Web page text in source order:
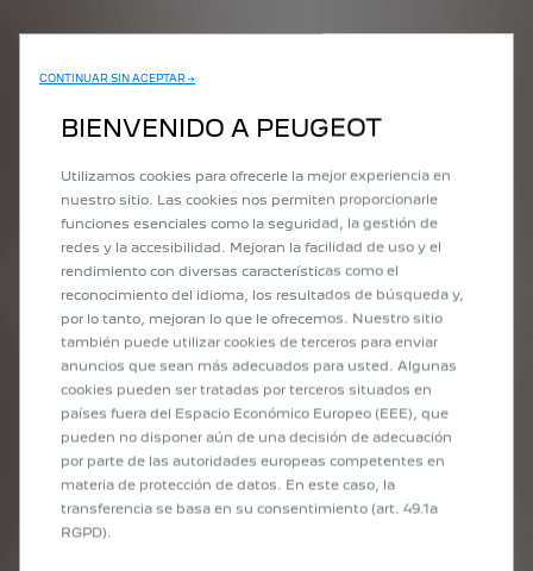
TECNOLOGÍA 408
1 /0
LIBERTAD DE ELEGIR
1 /0
CONTINUAR SIN ACEPTAR →
BIENVENIDO A PEUGEOT
Utilizamos cookies para ofrecerle la mejor experiencia en
nuestro sitio. Las cookies nos permiten proporcionarle
funciones esenciales como la seguridad, la gestión de
redes y la accesibilidad. Mejoran la facilidad de uso y el
rendimiento con diversas características como el
reconocimiento del idioma, los resultados de búsqueda y,
por lo tanto, mejoran lo que le ofrecemos. Nuestro sitio
también puede utilizar cookies de terceros para enviar
anuncios que sean más adecuados para usted. Algunas
cookies pueden ser tratadas por terceros situados en
países fuera del Espacio Económico Europeo (EEE), que
pueden no disponer aún de una decisión de adecuación
por parte de las autoridades europeas competentes en
materia de protección de datos. En este caso, la
transferencia se basa en su consentimiento (art. 49.1a
RGPD).